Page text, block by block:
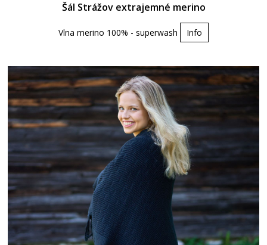
Šál Strážov extrajemné merino
Vlna merino 100% - superwash Info